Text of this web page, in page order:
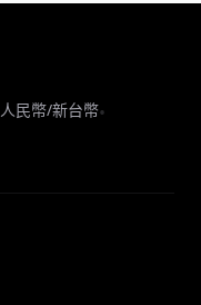
人民幣/新台幣•